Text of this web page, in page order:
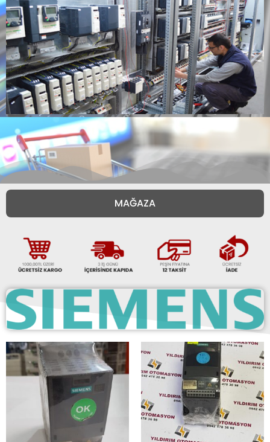
MAĞAZA